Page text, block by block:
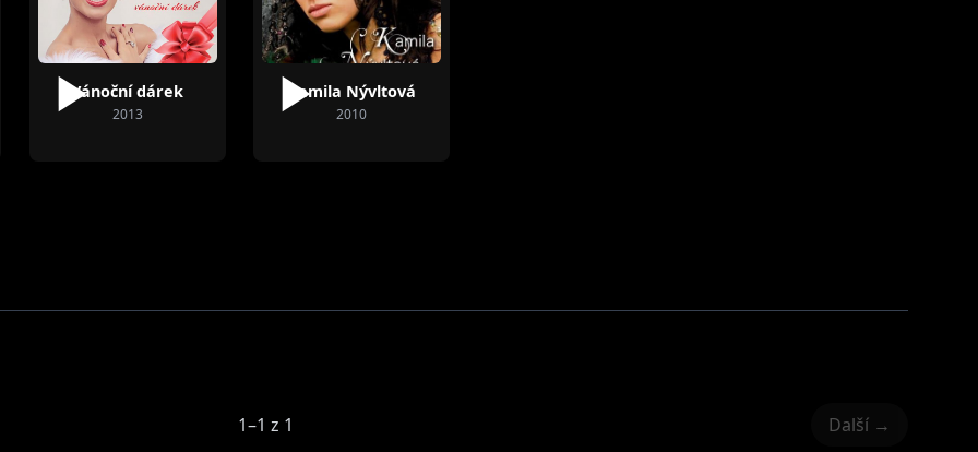
Vánoční dárek
2013
Kamila Nývltová
2010
1–1 z 1 Další →